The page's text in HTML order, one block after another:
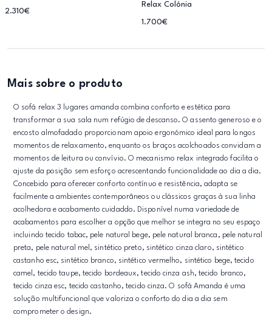
2.310€
Relax Colónia
1.700€
Mais sobre o produto
O sofá relax 3 lugares amanda combina conforto e estética para
transformar a sua sala num refúgio de descanso. O assento generoso e o
encosto almofadado proporcionam apoio ergonómico ideal para longos
momentos de relaxamento, enquanto os braços acolchoados convidam a
momentos de leitura ou convívio. O mecanismo relax integrado facilita o
ajuste da posição sem esforço acrescentando funcionalidade ao dia a dia.
Concebido para oferecer conforto contínuo e resistência, adapta se
facilmente a ambientes contemporâneos ou clássicos graças à sua linha
acolhedora e acabamento cuidaddo. Disponível numa variedade de
acabamentos para escolher a opção que melhor se integra no seu espaço
incluindo tecido tabac, pele natural bege, pele natural branca, pele natural
preta, pele natural mel, sintético preto, sintético cinza claro, sintético
castanho esc, sintético branco, sintético vermelho, sintético bege, tecido
camel, tecido taupe, tecido bordeaux, tecido cinza ash, tecido branco,
tecido cinza esc, tecido castanho, tecido cinza. O sofá Amanda é uma
solução multifuncional que valoriza o conforto do dia a dia sem
comprometer o design.